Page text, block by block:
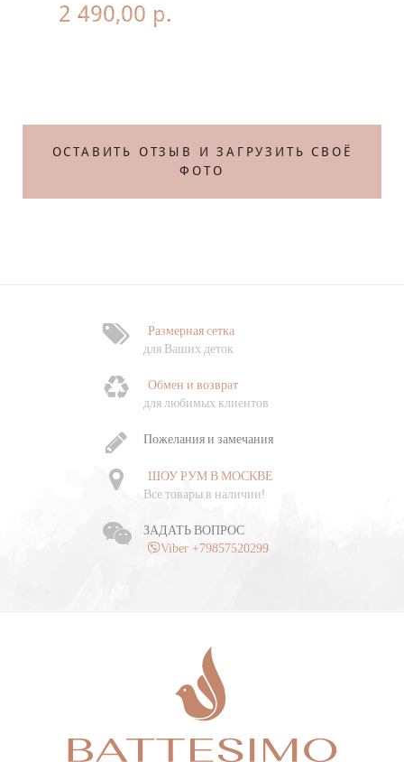
2 490,00 р.
ОСТАВИТЬ ОТЗЫВ И ЗАГРУЗИТЬ СВОЁ
ФОТО
Размерная сетка
для Ваших деток
Обмен и возврат
для любимых клиентов
Пожелания и замечания
ШОУ РУМ В МОСКВЕ
Все товары в наличии!
ЗАДАТЬ ВОПРОС
Viber +79857520299